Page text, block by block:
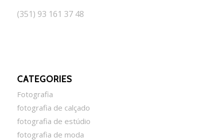
(351) 93 161 37 48
CATEGORIES
Fotografia
fotografia de calçado
fotografia de estúdio
fotografia de moda